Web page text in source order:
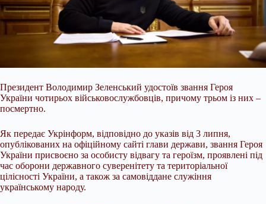
Президент Володимир Зеленський удостоїв звання Героя
України чотирьох військовослужбовців, причому трьом із них –
посмертно.
Як передає Укрінформ, відповідно до указів від 3 липня,
опублікованих на офіційному сайті глави держави, звання Героя
України присвоєно за особисту відвагу та героїзм, проявлені під
час оборони державного суверенітету та територіальної
цілісності України, а також за самовіддане служіння
українському народу.